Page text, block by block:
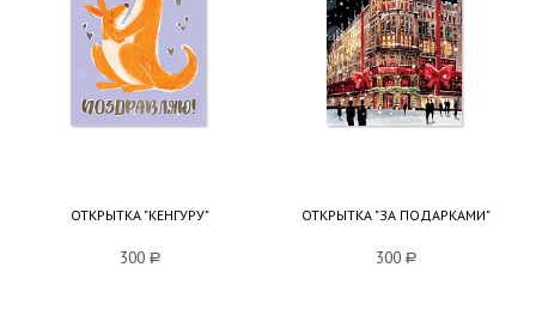
ОТКРЫТКА "КЕНГУРУ"
300 a
ОТКРЫТКА "ЗА ПОДАРКАМИ"
300 a